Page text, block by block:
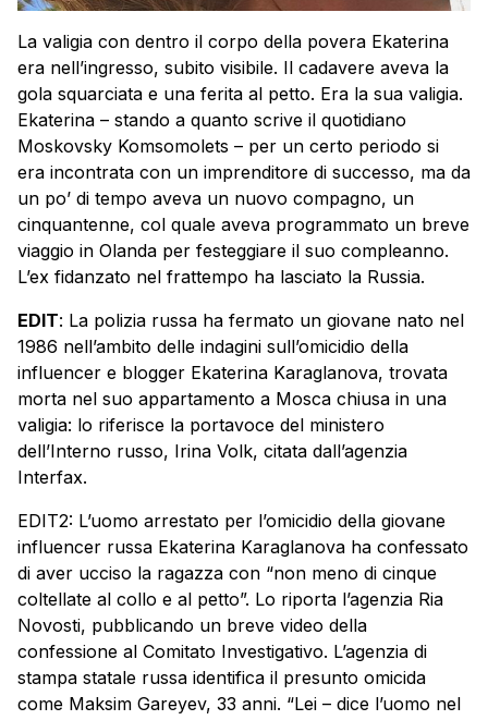
La valigia con dentro il corpo della povera Ekaterina
era nell’ingresso, subito visibile. Il cadavere aveva la
gola squarciata e una ferita al petto. Era la sua valigia.
Ekaterina – stando a quanto scrive il quotidiano
Moskovsky Komsomolets – per un certo periodo si
era incontrata con un imprenditore di successo, ma da
un po’ di tempo aveva un nuovo compagno, un
cinquantenne, col quale aveva programmato un breve
viaggio in Olanda per festeggiare il suo compleanno.
L’ex fidanzato nel frattempo ha lasciato la Russia.
EDIT: La polizia russa ha fermato un giovane nato nel
1986 nell’ambito delle indagini sull’omicidio della
influencer e blogger Ekaterina Karaglanova, trovata
morta nel suo appartamento a Mosca chiusa in una
valigia: lo riferisce la portavoce del ministero
dell’Interno russo, Irina Volk, citata dall’agenzia
Interfax.
EDIT2: L’uomo arrestato per l’omicidio della giovane
influencer russa Ekaterina Karaglanova ha confessato
di aver ucciso la ragazza con “non meno di cinque
coltellate al collo e al petto”. Lo riporta l’agenzia Ria
Novosti, pubblicando un breve video della
confessione al Comitato Investigativo. L’agenzia di
stampa statale russa identifica il presunto omicida
come Maksim Gareyev, 33 anni. “Lei – dice l’uomo nel